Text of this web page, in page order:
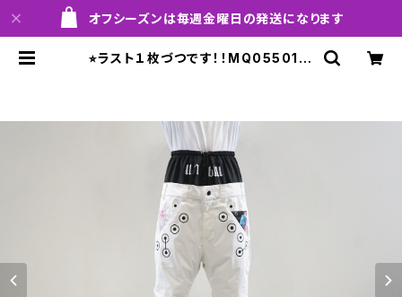
オフシーズンは毎週金曜日の発送になります
⭐︎ラスト１枚づつです！！MQ05501 P